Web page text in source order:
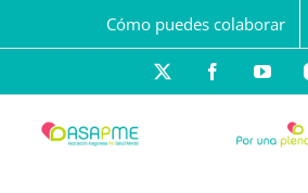
contenido
Cómo puedes colaborar
Facebook